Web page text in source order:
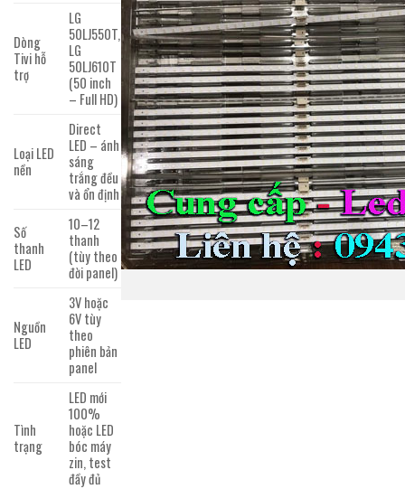
Dòng
Tivi hỗ
trợ
LG
50LJ550T,
LG
50LJ610T
(50 inch
– Full HD)
Loại LED
nền
Direct
LED – ánh
sáng
trắng đều
và ổn định
Số
thanh
LED
10–12
thanh
(tùy theo
đời panel)
Nguồn
LED
3V hoặc
6V tùy
theo
phiên bản
panel
Tình
trạng
LED mới
100%
hoặc LED
bóc máy
zin, test
đầy đủ